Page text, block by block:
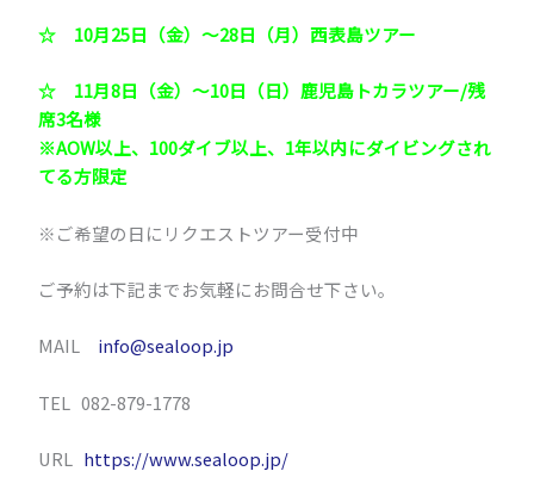
☆ 10月25日（金）～28日（月）西表島ツアー
☆ 11月8日（金）～10日（日）鹿児島トカラツアー/残
席3名様
※AOW以上、100ダイブ以上、1年以内にダイビングされ
てる方限定
※ご希望の日にリクエストツアー受付中
ご予約は下記までお気軽にお問合せ下さい。
MAIL info@sealoop.jp
TEL 082-879-1778
URL https://www.sealoop.jp/